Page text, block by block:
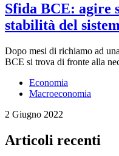
Sfida BCE: agire
stabilità del
Dopo mesi di richiamo ad
BCE si trova di fronte alla
Economia
Macroeconomia
2 Giugno 2022
Articoli recenti